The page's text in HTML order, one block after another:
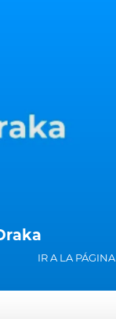
IR A LA PÁGINA